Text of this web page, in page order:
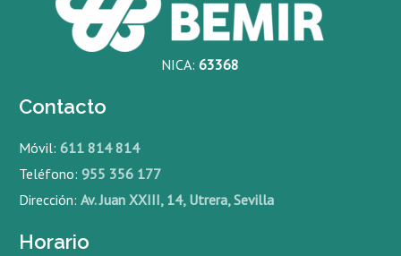
NICA:63368
Contacto
Móvil:611 814 814
Teléfono:955 356 177
Dirección:Av. Juan XXIII, 14, Utrera, Sevilla
Horario